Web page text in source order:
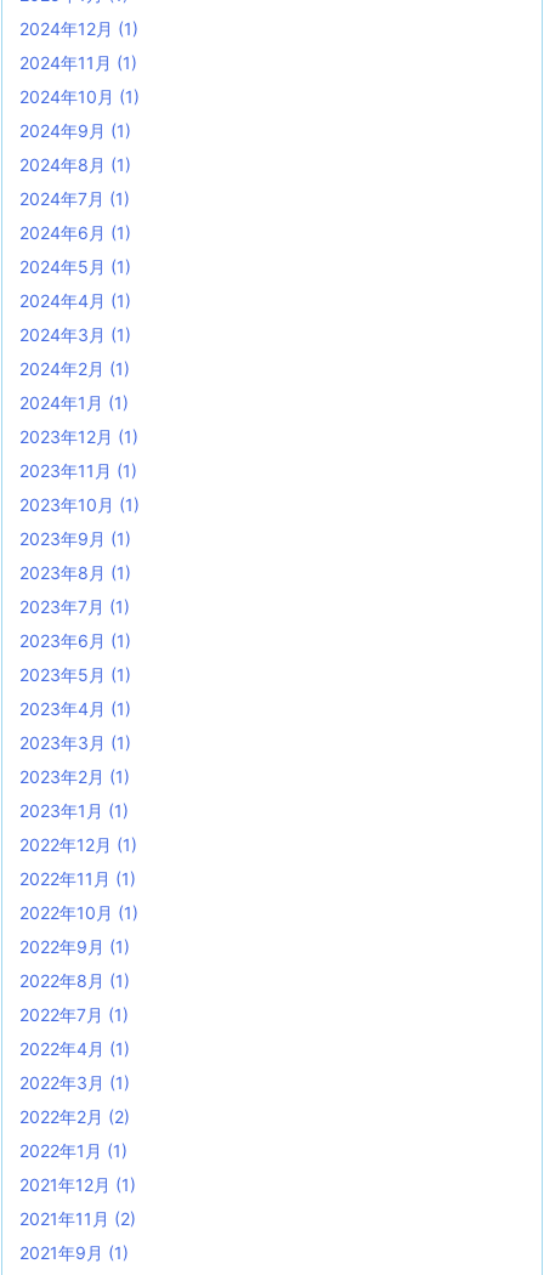
2024年12月 (1)
2024年11月 (1)
2024年10月 (1)
2024年9月 (1)
2024年8月 (1)
2024年7月 (1)
2024年6月 (1)
2024年5月 (1)
2024年4月 (1)
2024年3月 (1)
2024年2月 (1)
2024年1月 (1)
2023年12月 (1)
2023年11月 (1)
2023年10月 (1)
2023年9月 (1)
2023年8月 (1)
2023年7月 (1)
2023年6月 (1)
2023年5月 (1)
2023年4月 (1)
2023年3月 (1)
2023年2月 (1)
2023年1月 (1)
2022年12月 (1)
2022年11月 (1)
2022年10月 (1)
2022年9月 (1)
2022年8月 (1)
2022年7月 (1)
2022年4月 (1)
2022年3月 (1)
2022年2月 (2)
2022年1月 (1)
2021年12月 (1)
2021年11月 (2)
2021年9月 (1)